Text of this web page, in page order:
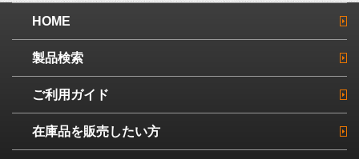
HOME
製品検索
ご利用ガイド
在庫品を販売したい方